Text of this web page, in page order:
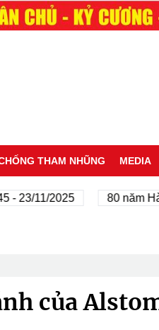
THAM NHŨNG MEDIA
2025 80 năm Hành
của